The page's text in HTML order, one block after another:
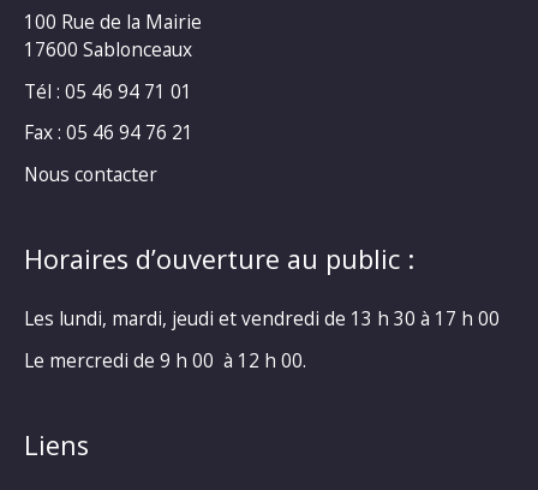
100 Rue de la Mairie
17600 Sablonceaux
Tél : 05 46 94 71 01
Fax : 05 46 94 76 21
Nous contacter
Horaires d’ouverture au public :
Les lundi, mardi, jeudi et vendredi de 13 h 30 à 17 h 00
Le mercredi de 9 h 00 à 12 h 00.
Liens